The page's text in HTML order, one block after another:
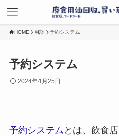
HOME 用語 予約システム
予約システム
2024年4月25日
予約システム とは、飲食